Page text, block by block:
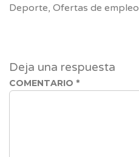
Deporte, Ofertas de empleo
Deja una respuesta
COMENTARIO *